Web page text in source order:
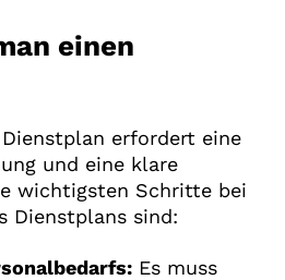
einen
erfordert eine
und eine klare
wichtigsten Schritte bei
Dienstplans sind:
Es muss